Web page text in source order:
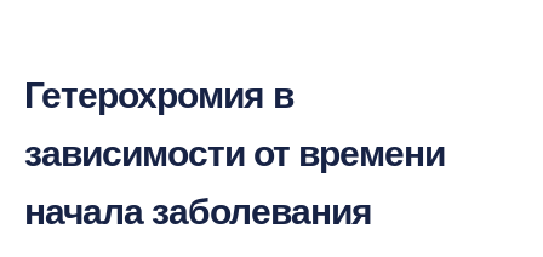
Гетерохромия в
зависимости от времени
начала заболевания